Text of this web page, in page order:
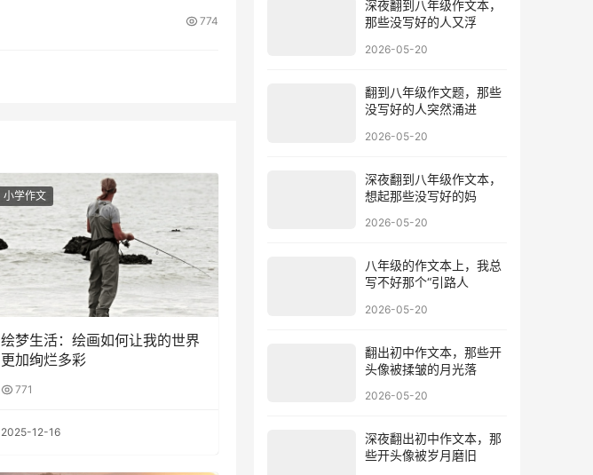
774
小学作文
绘梦生活：绘画如何让我的世界
更加绚烂多彩
771
2025-12-16
深夜翻到八年级作文本，
那些没写好的人又浮
2026-05-20
翻到八年级作文题，那些
没写好的人突然涌进
2026-05-20
深夜翻到八年级作文本，
想起那些没写好的妈
2026-05-20
八年级的作文本上，我总
写不好那个“引路人
2026-05-20
翻出初中作文本，那些开
头像被揉皱的月光落
2026-05-20
深夜翻出初中作文本，那
些开头像被岁月磨旧